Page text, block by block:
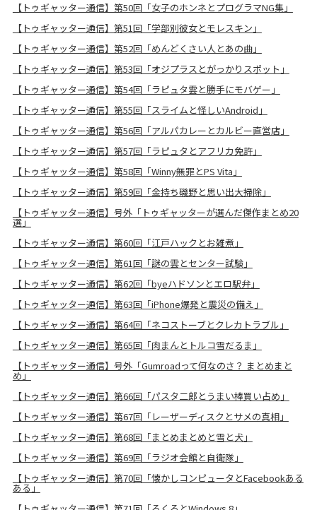
【トゥギャッター通信】第50回「女子のホンネとプログラマNG集」
【トゥギャッター通信】第51回「学部別彼女とモレスキン」
【トゥギャッター通信】第52回「めんどくさい人とあの曲」
【トゥギャッター通信】第53回「オジプラスとがっかりスポット」
【トゥギャッター通信】第54回「ラピュタ雲と勝手にモバゲー」
【トゥギャッター通信】第55回「スライムと怪しいAndroid」
【トゥギャッター通信】第56回「アルパカレーとカルビー直営店」
【トゥギャッター通信】第57回「ラピュタとアフリカ免許」
【トゥギャッター通信】第58回「Winny無罪とPS Vita」
【トゥギャッター通信】第59回「金持ち磯野と思い出大掃除」
【トゥギャッター通信】号外「トゥギャッターが選んだ傑作まとめ20
選」
【トゥギャッター通信】第60回「江戸ハックとお雑煮」
【トゥギャッター通信】第61回「謎の雲とセンター試験」
【トゥギャッター通信】第62回「byeハドソンとエロ駅弁」
【トゥギャッター通信】第63回「iPhone爆発と震災の備え」
【トゥギャッター通信】第64回「ネコストーブとクレカトラブル」
【トゥギャッター通信】第65回「肉まんとトルコ雪だるま」
【トゥギャッター通信】号外「Gumroadって何なのさ？ まとめまと
め」
【トゥギャッター通信】第66回「パスタ二郎とうまい棒買い占め」
【トゥギャッター通信】第67回「レーザーディスクとサメの真相」
【トゥギャッター通信】第68回「まとめまとめと雪と犬」
【トゥギャッター通信】第69回「ラジオ会館と自衛隊」
【トゥギャッター通信】第70回「懐かしコンピュータとFacebookある
ある」